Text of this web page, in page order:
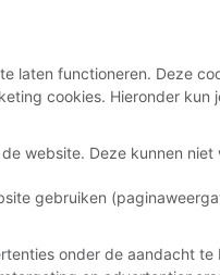
laten functioneren. Deze
cookies. Hieronder
website. Deze kunnen niet
gebruiken
onder de aandacht